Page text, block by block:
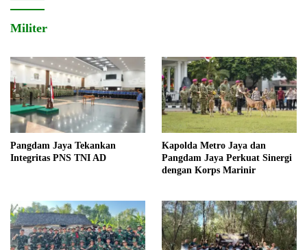
Militer
Pangdam Jaya Tekankan
Integritas PNS TNI AD
Kapolda Metro Jaya dan
Pangdam Jaya Perkuat Sinergi
dengan Korps Marinir